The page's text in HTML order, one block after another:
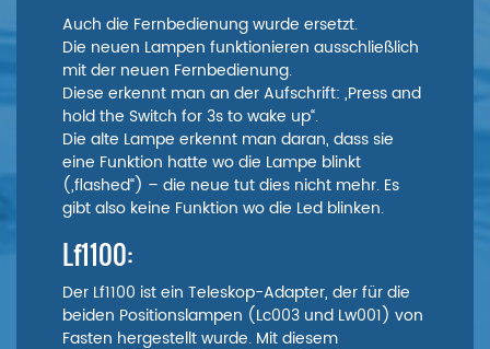
Auch die Fernbedienung wurde ersetzt.
Die neuen Lampen funktionieren ausschließlich
mit der neuen Fernbedienung.
Diese erkennt man an der Aufschrift: „Press and
hold the Switch for 3s to wake up“.
Die alte Lampe erkennt man daran, dass sie
eine Funktion hatte wo die Lampe blinkt
(„flashed“) – die neue tut dies nicht mehr. Es
gibt also keine Funktion wo die Led blinken.
Lf1100:
Der Lf1100 ist ein Teleskop-Adapter, der für die
beiden Positionslampen (Lc003 und Lw001) von
Fasten hergestellt wurde. Mit diesem